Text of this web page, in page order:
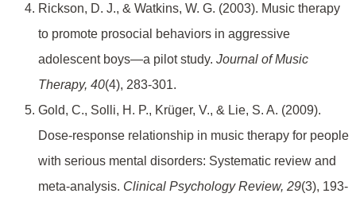
Rickson, D. J., & Watkins, W. G. (2003). Music therapy
to promote prosocial behaviors in aggressive
adolescent boys—a pilot study. Journal of Music
Therapy, 40(4), 283-301.
Gold, C., Solli, H. P., Krüger, V., & Lie, S. A. (2009).
Dose-response relationship in music therapy for people
with serious mental disorders: Systematic review and
meta-analysis. Clinical Psychology Review, 29(3), 193-